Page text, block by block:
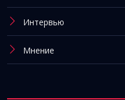
Интервью
Мнение